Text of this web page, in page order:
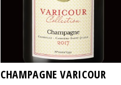
CHAMPAGNE VARICOUR